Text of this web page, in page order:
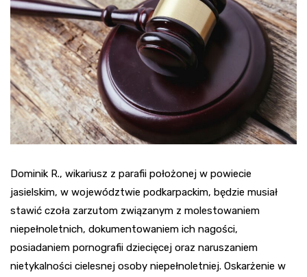
Dominik R., wikariusz z parafii położonej w powiecie
jasielskim, w województwie podkarpackim, będzie musiał
stawić czoła zarzutom związanym z molestowaniem
niepełnoletnich, dokumentowaniem ich nagości,
posiadaniem pornografii dziecięcej oraz naruszaniem
nietykalności cielesnej osoby niepełnoletniej. Oskarżenie w